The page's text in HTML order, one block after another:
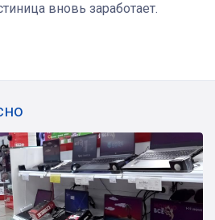
вновь заработает.